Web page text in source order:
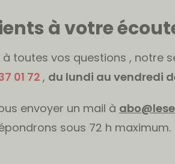
à votre
à toutes vos questions , notre
01 72 , du lundi au vendredi
envoyer un mail à
sous 72 h maximum.